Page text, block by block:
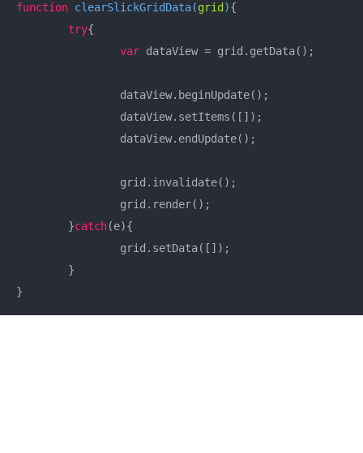
function clearSlickGridData(grid ){
try{
var dataView = grid.getData();
	}
catch(e){
}